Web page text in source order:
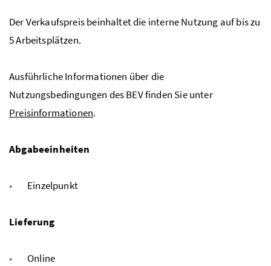
Der Verkaufspreis beinhaltet die interne Nutzung auf bis zu
5 Arbeitsplätzen.
Ausführliche Informationen über die
Nutzungsbedingungen des BEV finden Sie unter
Preisinformationen.
Abgabeeinheiten
Einzelpunkt
Lieferung
Online